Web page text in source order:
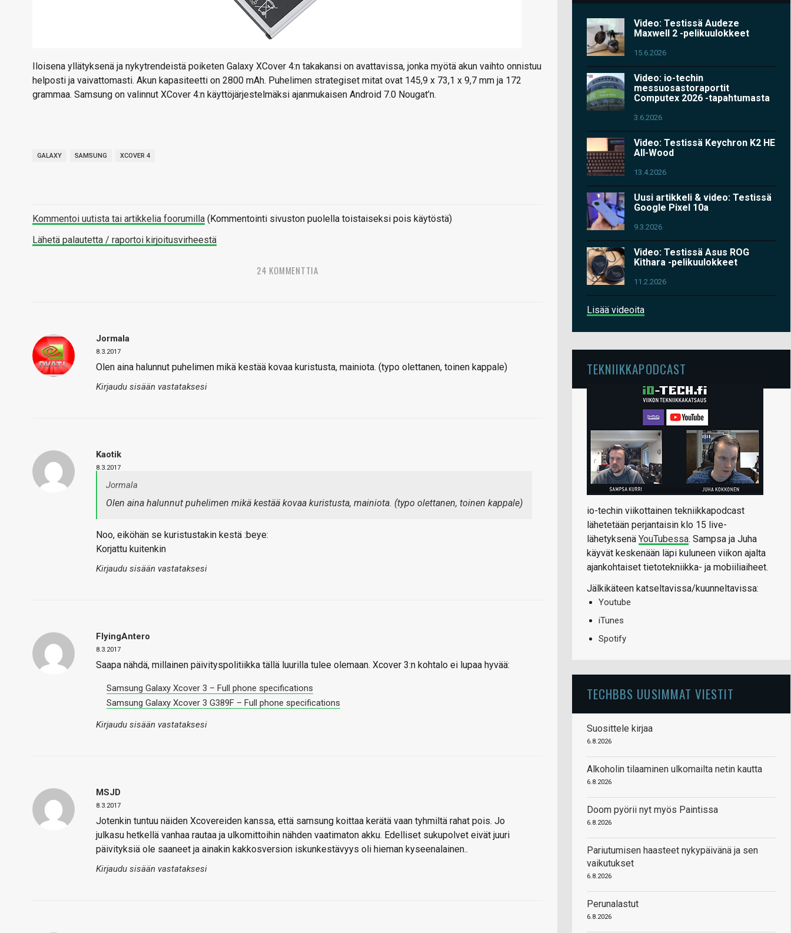
Iloisena yllätyksenä ja nykytrendeistä poiketen Galaxy XCover 4:n takakansi on avattavissa, jonka myötä akun vaihto onnistuu
helposti ja vaivattomasti. Akun kapasiteetti on 2800 mAh. Puhelimen strategiset mitat ovat 145,9 x 73,1 x 9,7 mm ja 172
grammaa. Samsung on valinnut XCover 4:n käyttöjärjestelmäksi ajanmukaisen Android 7.0 Nougat’n.
GALAXY SAMSUNG XCOVER 4
Kommentoi uutista tai artikkelia foorumilla (Kommentointi sivuston puolella toistaiseksi pois käytöstä)
Lähetä palautetta / raportoi kirjoitusvirheestä
24 KOMMENTTIA
Jormala
8.3.2017
Olen aina halunnut puhelimen mikä kestää kovaa kuristusta, mainiota. (typo olettanen, toinen kappale)
Kirjaudu sisään vastataksesi
Kaotik
8.3.2017
Jormala
Olen aina halunnut puhelimen mikä kestää kovaa kuristusta, mainiota. (typo olettanen, toinen kappale)
Noo, eiköhän se kuristustakin kestä :beye:
Korjattu kuitenkin
Kirjaudu sisään vastataksesi
FlyingAntero
8.3.2017
Saapa nähdä, millainen päivityspolitiikka tällä luurilla tulee olemaan. Xcover 3:n kohtalo ei lupaa hyvää:
Samsung Galaxy Xcover 3 – Full phone specifications
Samsung Galaxy Xcover 3 G389F – Full phone specifications
Kirjaudu sisään vastataksesi
MSJD
8.3.2017
Jotenkin tuntuu näiden Xcovereiden kanssa, että samsung koittaa kerätä vaan tyhmiltä rahat pois. Jo
julkasu hetkellä vanhaa rautaa ja ulkomittoihin nähden vaatimaton akku. Edelliset sukupolvet eivät juuri
päivityksiä ole saaneet ja ainakin kakkosversion iskunkestävyys oli hieman kyseenalainen..
Kirjaudu sisään vastataksesi
Video: Testissä Audeze
Maxwell 2 -pelikuulokkeet
15.6.2026
Video: io-techin
messuosastoraportit
Computex 2026 -tapahtumasta
3.6.2026
Video: Testissä Keychron K2 HE
All-Wood
13.4.2026
Uusi artikkeli & video: Testissä
Google Pixel 10a
9.3.2026
Video: Testissä Asus ROG
Kithara -pelikuulokkeet
11.2.2026
Lisää videoita
TEKNIIKKAPODCAST
io-techin viikottainen tekniikkapodcast
lähetetään perjantaisin klo 15 live-
lähetyksenä YouTubessa. Sampsa ja Juha
käyvät keskenään läpi kuluneen viikon ajalta
ajankohtaiset tietotekniikka- ja mobiiliaiheet.
Jälkikäteen katseltavissa/kuunneltavissa:
Youtube
iTunes
Spotify
TECHBBS UUSIMMAT VIESTIT
Suosittele kirjaa
6.8.2026
Alkoholin tilaaminen ulkomailta netin kautta
6.8.2026
Doom pyörii nyt myös Paintissa
6.8.2026
Pariutumisen haasteet nykypäivänä ja sen
vaikutukset
6.8.2026
Perunalastut
6.8.2026